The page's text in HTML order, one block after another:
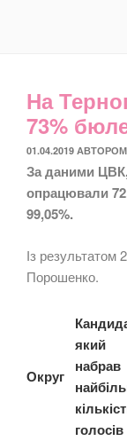
На
73%
ОПУБЛІКОВАНО
01.04.2019 АВТОРОМ
За даними ЦВК,
опрацювали
99,05%.
Із результатом
Порошенко.
Округ
який
набрав
голосів